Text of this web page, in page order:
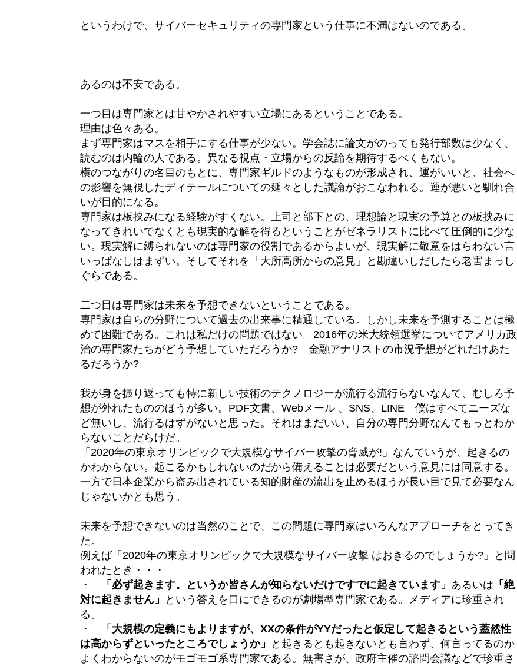
というわけで、サイバーセキュリティの専門家という仕事に不満はないのである。
あるのは不安である。
一つ目は専門家とは甘やかされやすい立場にあるということである。
理由は色々ある。
まず専門家はマスを相手にする仕事が少ない。学会誌に論文がのっても発行部数は少なく、
読むのは内輪の人である。異なる視点・立場からの反論を期待するべくもない。
横のつながりの名目のもとに、専門家ギルドのようなものが形成され、運がいいと、社会へ
の影響を無視したディテールについての延々とした議論がおこなわれる。運が悪いと馴れ合
いが目的になる。
専門家は板挟みになる経験がすくない。上司と部下との、理想論と現実の予算との板挟みに
なってきれいでなくとも現実的な解を得るということがゼネラリストに比べて圧倒的に少な
い。現実解に縛られないのは専門家の役割であるからよいが、現実解に敬意をはらわない言
いっぱなしはまずい。そしてそれを「大所高所からの意見」と勘違いしだしたら老害まっし
ぐらである。
二つ目は専門家は未来を予想できないということである。
専門家は自らの分野について過去の出来事に精通している。しかし未来を予測することは極
めて困難である。これは私だけの問題ではない。2016年の米大統領選挙についてアメリカ政
治の専門家たちがどう予想していただろうか? 金融アナリストの市況予想がどれだけあた
るだろうか?
我が身を振り返っても特に新しい技術のテクノロジーが流行る流行らないなんて、むしろ予
想が外れたもののほうが多い。PDF文書、Webメール 、SNS、LINE 僕はすべてニーズな
ど無いし、流行るはずがないと思った。それはまだいい、自分の専門分野なんてもっとわか
らないことだらけだ。
「2020年の東京オリンピックで大規模なサイバー攻撃の脅威が!」なんていうが、起きるの
かわからない。起こるかもしれないのだから備えることは必要だという意見には同意する。
一方で日本企業から盗み出されている知的財産の流出を止めるほうが長い目で見て必要なん
じゃないかとも思う。
未来を予想できないのは当然のことで、この問題に専門家はいろんなアプローチをとってき
た。
例えば「2020年の東京オリンピックで大規模なサイバー攻撃 はおきるのでしょうか?」と問
われたとき・・・
・
「必ず起きます。というか皆さんが知らないだけですでに起きています」 あるいは 「絶
対に起きません」
という答えを口にできるのが劇場型専門家である。メディアに珍重され
る。
・
「大規模の定義にもよりますが、XXの条件がYYだったと仮定して起きるという蓋然性
は高からずといったところでしょうか」
と起きるとも起きないとも言わず、何言ってるのか
よくわからないのがモゴモゴ系専門家である。無害さが、政府主催の諮問会議などで珍重さ